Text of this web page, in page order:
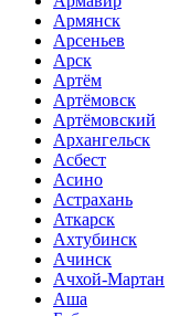
Армянск
Арсеньев
Арск
Артём
Артёмовск
Артёмовский
Архангельск
Асбест
Асино
Астрахань
Аткарск
Ахтубинск
Ачинск
Ачхой-Мартан
Аша